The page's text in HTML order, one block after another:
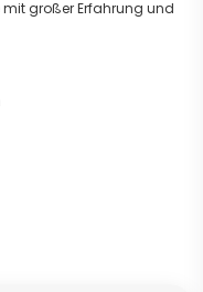
mit großer Erfahrung und